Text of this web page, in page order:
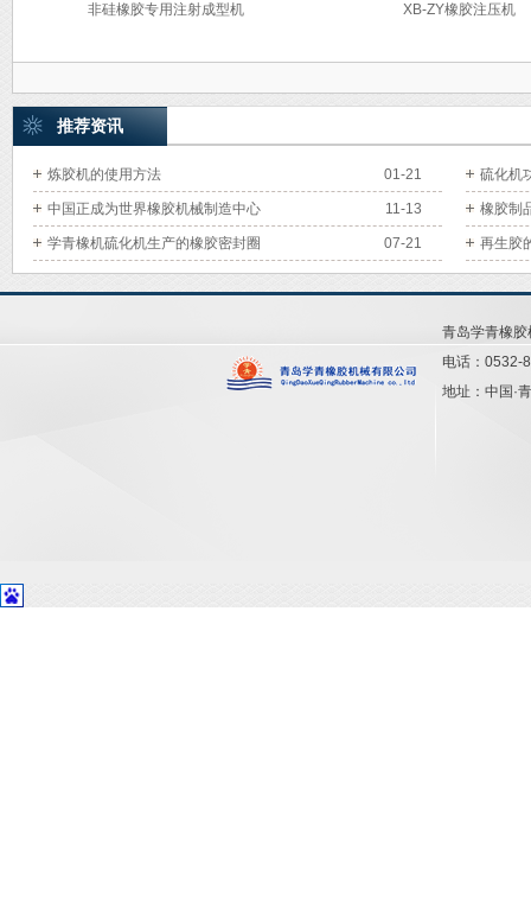
非硅橡胶专用注射成型机 XB-ZY橡胶注压机
推荐资讯
01-21
炼胶机的使用方法 硫化机
11-13
中国正成为世界橡胶机械制造中心 橡胶制
07-21
学青橡机硫化机生产的橡胶密封圈 再生胶
青岛学青橡
电话：0532-
地址：中国·